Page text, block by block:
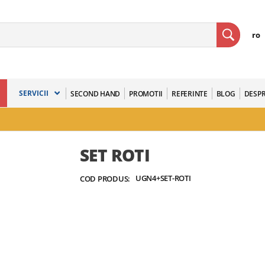
ro
SERVICII SECOND HAND PROMOTII REFERINTE BLOG
SET ROTI
COD PRODUS: UGN4+SET-ROTI